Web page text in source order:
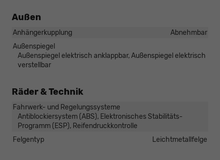
Außen
Anhängerkupplung
Abnehmbar
Außenspiegel
Außenspiegel elektrisch anklappbar, Außenspiegel elektrisch
verstellbar
Räder & Technik
Fahrwerk- und Regelungssysteme
Antiblockiersystem (ABS), Elektronisches Stabilitäts-
Programm (ESP), Reifendruckkontrolle
Felgentyp
Leichtmetallfelge